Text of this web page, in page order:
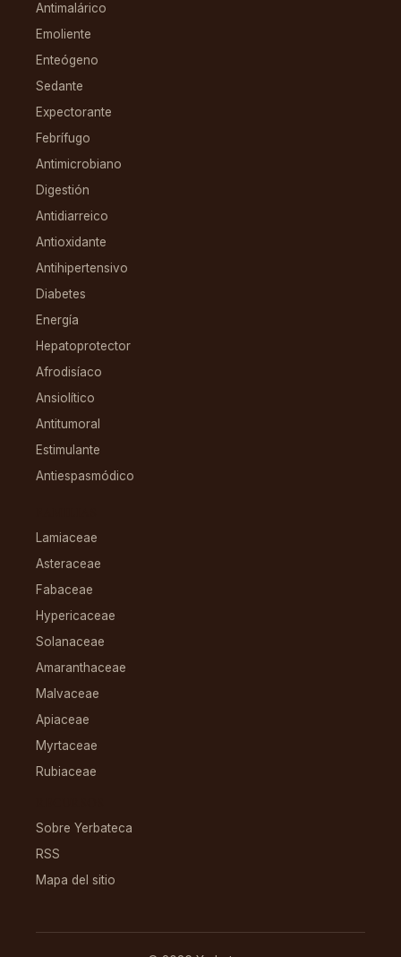
Antimalárico
Emoliente
Enteógeno
Sedante
Expectorante
Febrífugo
Antimicrobiano
Digestión
Antidiarreico
Antioxidante
Antihipertensivo
Diabetes
Energía
Hepatoprotector
Afrodisíaco
Ansiolítico
Antitumoral
Estimulante
Antiespasmódico
Lamiaceae
Asteraceae
Fabaceae
Hypericaceae
Solanaceae
Amaranthaceae
Malvaceae
Apiaceae
Myrtaceae
Rubiaceae
Sobre Yerbateca
RSS
Mapa del sitio